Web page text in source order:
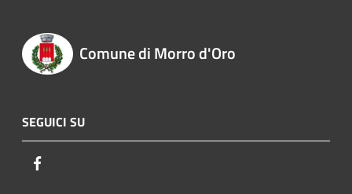
Comune di Morro d'Oro
SEGUICI SU